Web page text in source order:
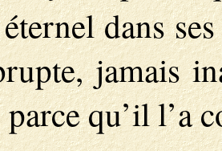
dans
jamais
qu’il l’a